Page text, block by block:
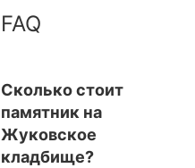
FAQ
Сколько стоит
памятник на
Жуковское
кладбище?